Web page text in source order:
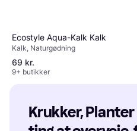
Ecostyle Aqua-Kalk Kalk
Kalk, Naturgødning
69 kr.
9+ butikker
Krukker,